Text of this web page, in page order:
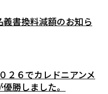
書換料減額のお知ら
６でカレドニアンメ
勝しました。